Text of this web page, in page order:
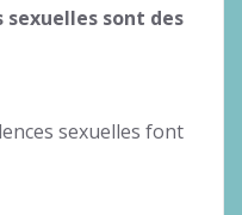
sont des
sexuelles font